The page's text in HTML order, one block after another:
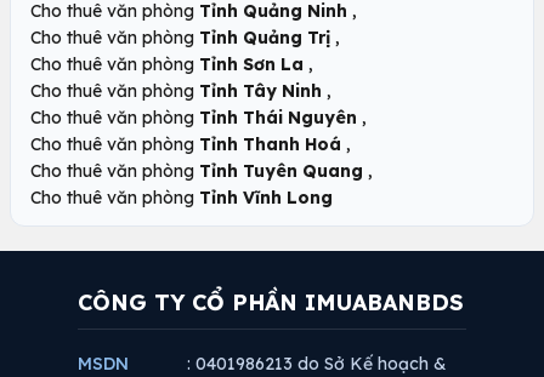
Cho thuê văn phòng Tỉnh Quảng Ninh ,
Cho thuê văn phòng Tỉnh Quảng Trị ,
Cho thuê văn phòng Tỉnh Sơn La ,
Cho thuê văn phòng Tỉnh Tây Ninh ,
Cho thuê văn phòng Tỉnh Thái Nguyên ,
Cho thuê văn phòng Tỉnh Thanh Hoá ,
Cho thuê văn phòng Tỉnh Tuyên Quang ,
Cho thuê văn phòng Tỉnh Vĩnh Long
CÔNG TY CỔ PHẦN IMUABANBDS
MSDN : 0401986213 do Sở Kế hoạch &